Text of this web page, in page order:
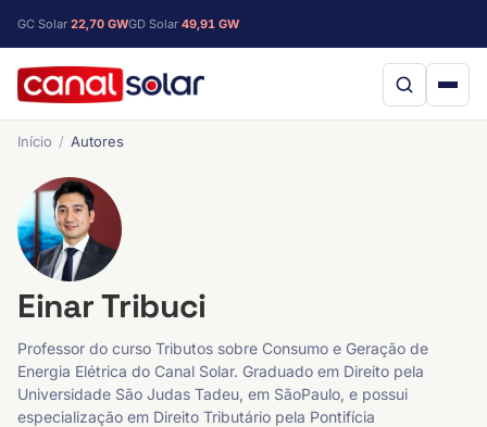
GC Solar 22,70 GWGD Solar 49,91 GW
Início Autores
Einar Tribuci
Professor do curso Tributos sobre Consumo e Geração de
Energia Elétrica do Canal Solar. Graduado em Direito pela
Universidade São Judas Tadeu, em SãoPaulo, e possui
especialização em Direito Tributário pela Pontifícia